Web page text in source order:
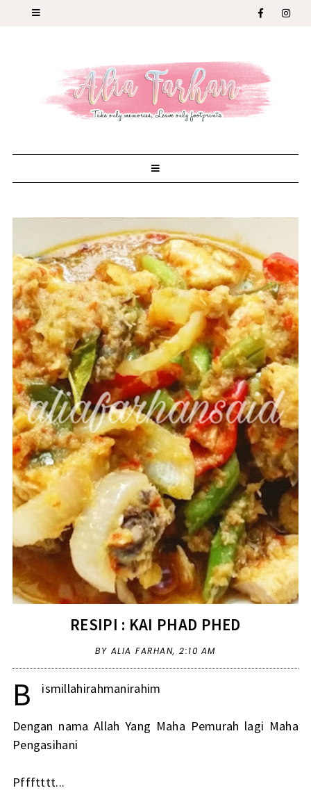
RESIPI : KAI PHAD PHED
BY ALIA FARHAN,2:10 AM
B ismillahirahmanirahim
Dengan nama Allah Yang Maha Pemurah lagi Maha
Pengasihani
Pffftttt...